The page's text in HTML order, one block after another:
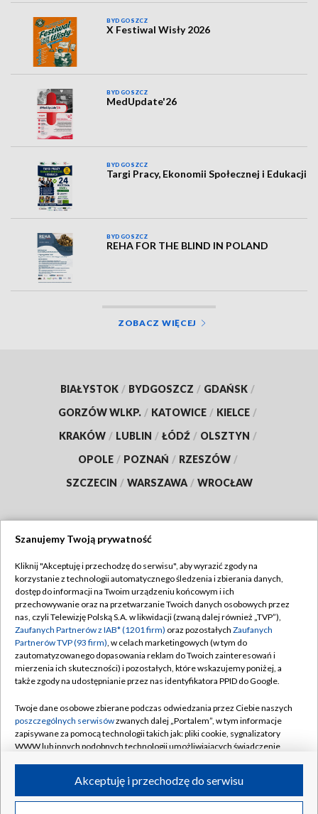
BYDGOSZCZ
X Festiwal Wisły 2026
BYDGOSZCZ
MedUpdate'26
BYDGOSZCZ
Targi Pracy, Ekonomii Społecznej i Edukacji
BYDGOSZCZ
REHA FOR THE BLIND IN POLAND
ZOBACZ WIĘCEJ
BIAŁYSTOK / BYDGOSZCZ / GDAŃSK /
GORZÓW WLKP. / KATOWICE / KIELCE /
KRAKÓW / LUBLIN / ŁÓDŹ / OLSZTYN /
OPOLE / POZNAŃ / RZESZÓW /
SZCZECIN / WARSZAWA / WROCŁAW
TVP
Abonament TVP
Emisja w TVP
Centrum informacji TVP
Naziemna Telewizja Cyfrowa
Rada Programowa
System NOS
Informacje o nadawcy
Program dla prasy
Regulamin TVP
Polityka prywatności
Moje zgody
Pomoc
Kontakt
Kanały
©2026 Telewizja Polska S.A. w likwidacji
Szanujemy Twoją prywatność
Kliknij "Akceptuję i przechodzę do serwisu", aby wyrazić zgody na
korzystanie z technologii automatycznego śledzenia i zbierania danych,
dostęp do informacji na Twoim urządzeniu końcowym i ich
przechowywanie oraz na przetwarzanie Twoich danych osobowych przez
nas, czyli Telewizję Polską S.A. w likwidacji (zwaną dalej również „TVP”),
Zaufanych Partnerów z IAB* (1201 firm) oraz pozostałych Zaufanych
Partnerów TVP (93 firm), w celach marketingowych (w tym do
zautomatyzowanego dopasowania reklam do Twoich zainteresowań i
mierzenia ich skuteczności) i pozostałych, które wskazujemy poniżej, a
także zgody na udostępnianie przez nas identyfikatora PPID do Google.
Twoje dane osobowe zbierane podczas odwiedzania przez Ciebie naszych
poszczególnych serwisówzwanych dalej „Portalem”, w tym informacje
zapisywane za pomocą technologii takich jak: pliki cookie, sygnalizatory
WWW lub innych podobnych technologii umożliwiających świadczenie
ruchu w Internecie.Akceptuję i przechodzę do serwisu